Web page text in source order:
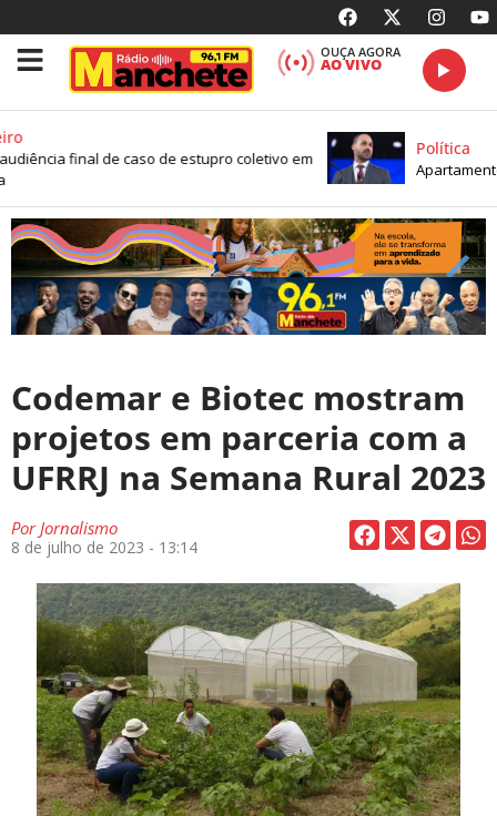
OUÇA AGORA
AO VIVO
final de caso de estupro coletivo em
Política
Codemar e Biotec mostram
projetos em parceria com a
UFRRJ na Semana Rural 2023
PorJornalismo
8 de julho de 2023 - 13:14